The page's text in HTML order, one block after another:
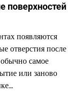
поверхностей
появляются
отверстия после
самое
или заново